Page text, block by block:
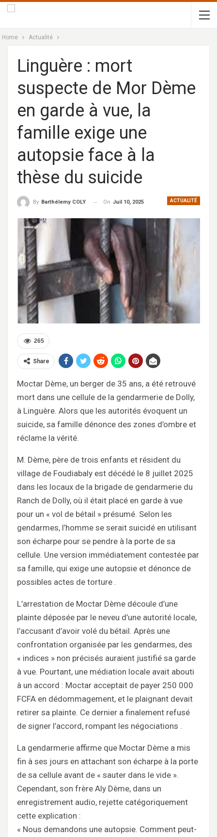
Home Actualité
Linguère : mort
suspecte de Mor Dème
en garde à vue, la
famille exige une
autopsie face à la
thèse du suicide
ACTUALITÉ
By Barthélemy COLY On Juil 10, 2025
265
Share
Moctar Dème, un berger de 35 ans, a été retrouvé
mort dans une cellule de la gendarmerie de Dolly,
à Linguère. Alors que les autorités évoquent un
suicide, sa famille dénonce des zones d’ombre et
réclame la vérité.
M. Dème, père de trois enfants et résident du
village de Foudiabaly est décédé le 8 juillet 2025
dans les locaux de la brigade de gendarmerie du
Ranch de Dolly, où il était placé en garde à vue
pour un « vol de bétail » présumé. Selon les
gendarmes, l’homme se serait suicidé en utilisant
son écharpe pour se pendre à la porte de sa
cellule. Une version immédiatement contestée par
sa famille, qui exige une autopsie et dénonce de
possibles actes de torture .
L’arrestation de Moctar Dème découle d’une
plainte déposée par le neveu d’une autorité locale,
l’accusant d’avoir volé du bétail. Après une
confrontation organisée par les gendarmes, des
« indices » non précisés auraient justifié sa garde
à vue. Pourtant, une médiation locale avait abouti
à un accord : Moctar acceptait de payer 250 000
FCFA en dédommagement, et le plaignant devait
retirer sa plainte. Ce dernier a finalement refusé
de signer l’accord, rompant les négociations .
La gendarmerie affirme que Moctar Dème a mis
fin à ses jours en attachant son écharpe à la porte
de sa cellule avant de « sauter dans le vide ».
Cependant, son frère Aly Dème, dans un
enregistrement audio, rejette catégoriquement
cette explication :
« Nous demandons une autopsie. Comment peut-